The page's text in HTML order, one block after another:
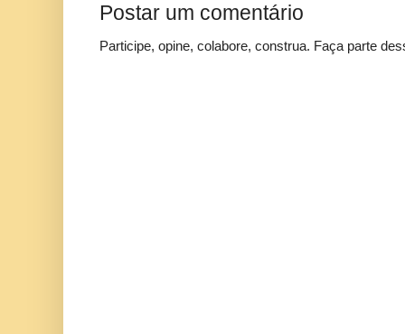
Postar um comentário
Participe, opine, colabore, construa. Faça parte